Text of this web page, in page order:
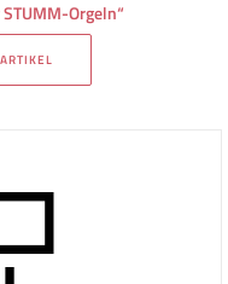
Orgeln“